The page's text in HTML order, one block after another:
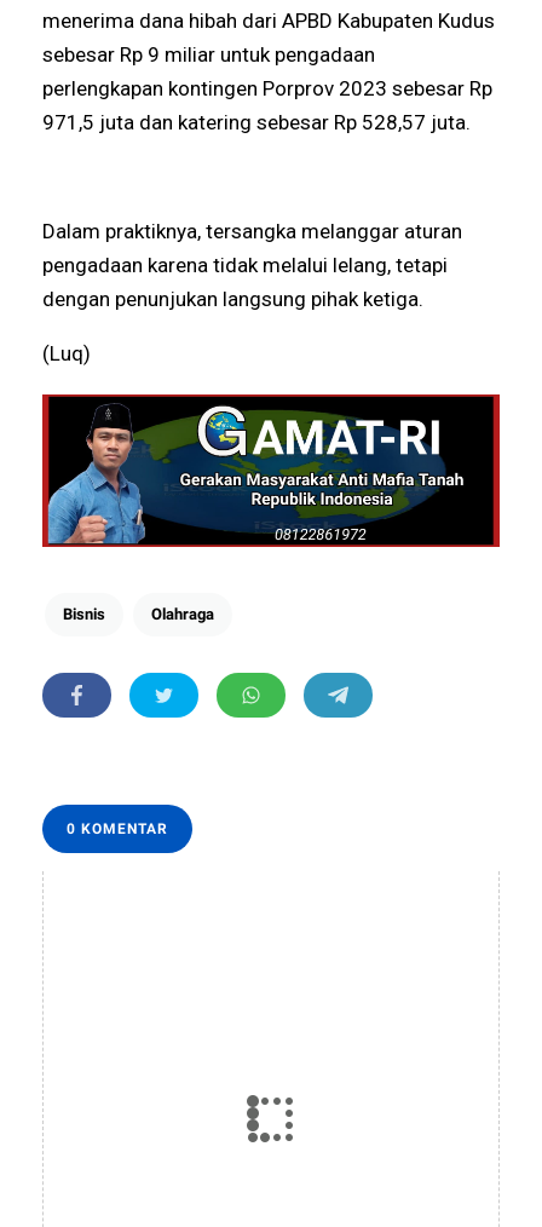
menerima dana hibah dari APBD Kabupaten Kudus
sebesar Rp 9 miliar untuk pengadaan
perlengkapan kontingen Porprov 2023 sebesar Rp
971,5 juta dan katering sebesar Rp 528,57 juta.
Dalam praktiknya, tersangka melanggar aturan
pengadaan karena tidak melalui lelang, tetapi
dengan penunjukan langsung pihak ketiga.
(Luq)
Bisnis Olahraga
0 KOMENTAR